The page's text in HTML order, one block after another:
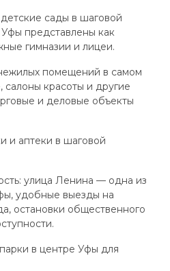
сады в шаговой
представлены как
гимназии и лицеи.
помещений в самом
красоты и другие
и деловые объекты
и аптеки в шаговой
улица Ленина — одна из
удобные выезды на
остановки общественного
в центре Уфы для